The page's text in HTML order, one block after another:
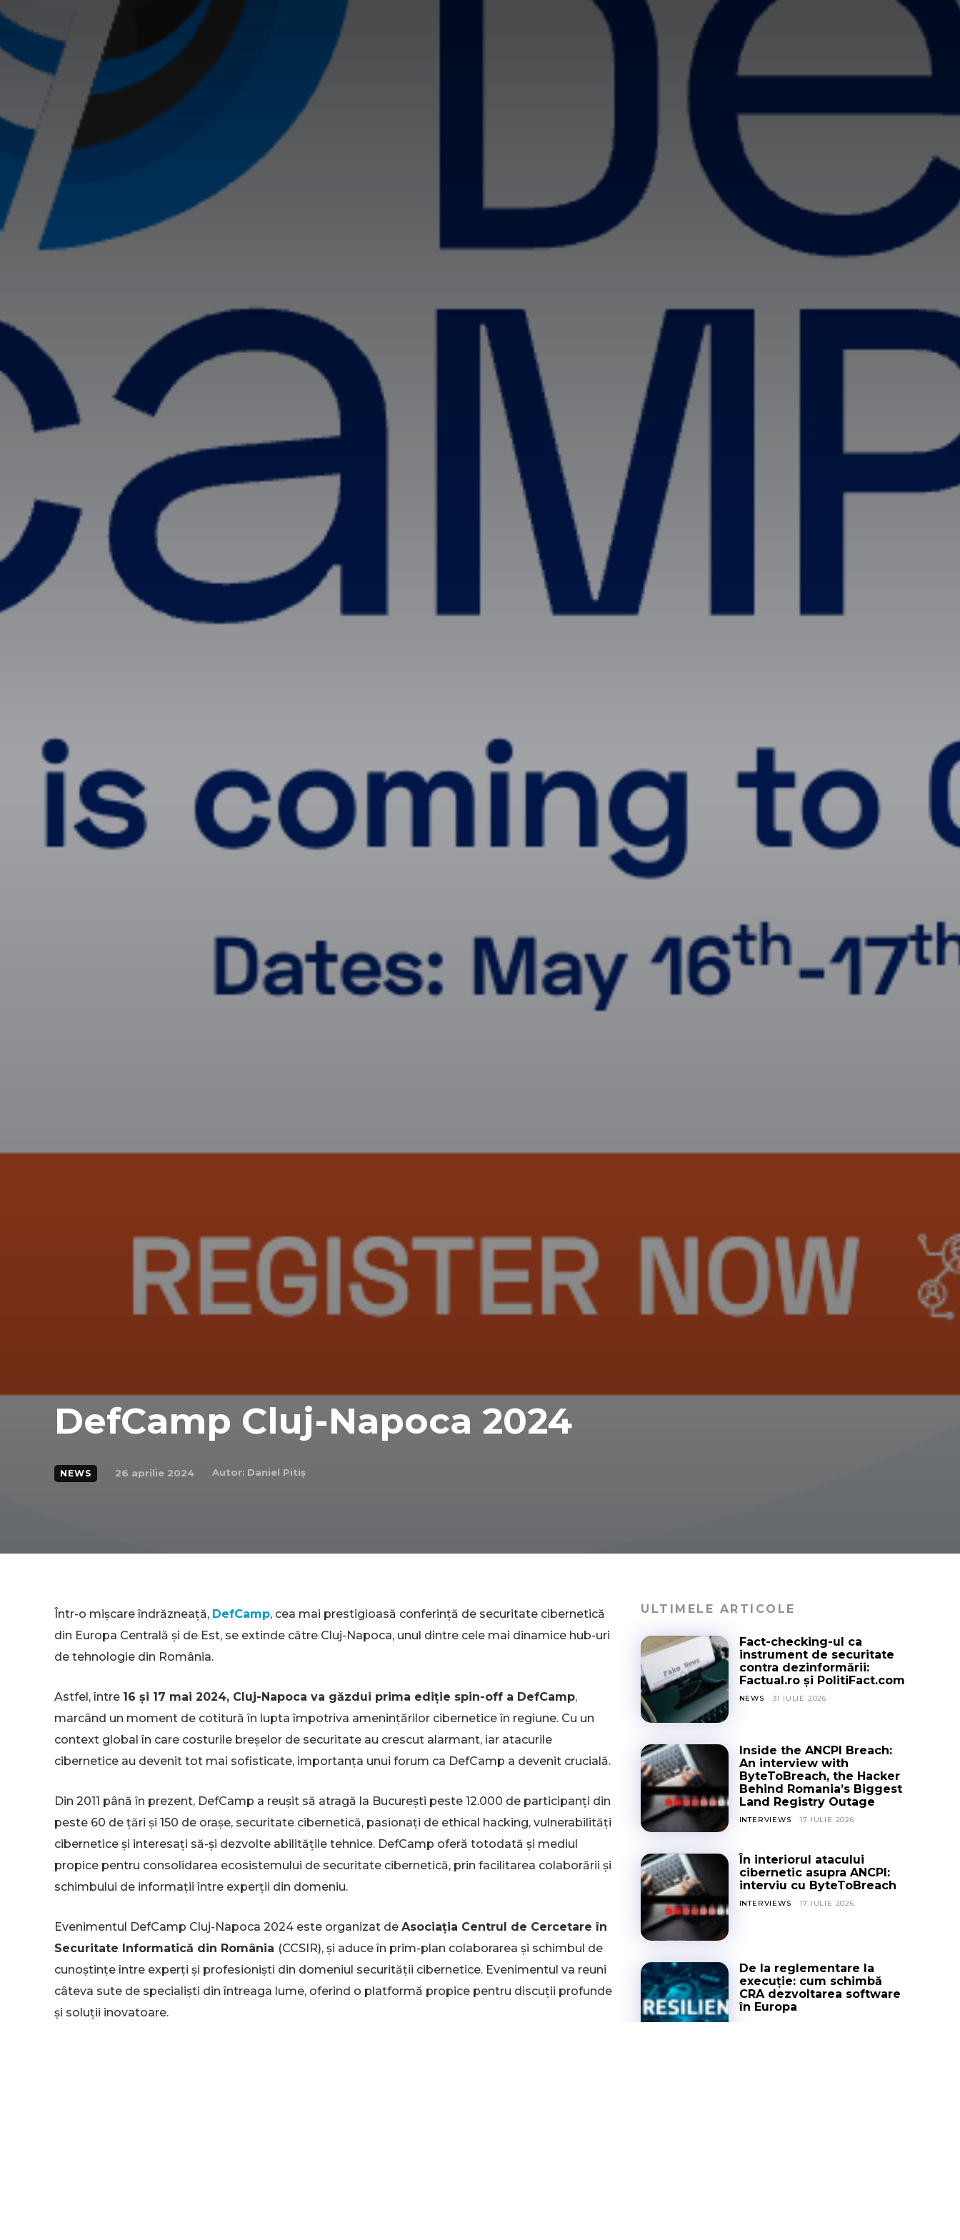
DefCamp Cluj-Napoca 2024
NEWS 26 aprilie 2024 Autor: Daniel Pitiș
Într-o mișcare îndrăzneață, DefCamp, cea mai prestigioasă conferință de securitate cibernetică
din Europa Centrală și de Est, se extinde către Cluj-Napoca, unul dintre cele mai dinamice hub-uri
de tehnologie din România.
Astfel, între 16 și 17 mai 2024, Cluj-Napoca va găzdui prima ediție spin-off a DefCamp,
marcând un moment de cotitură în lupta împotriva amenințărilor cibernetice în regiune. Cu un
context global în care costurile breșelor de securitate au crescut alarmant, iar atacurile
cibernetice au devenit tot mai sofisticate, importanța unui forum ca DefCamp a devenit crucială.
Din 2011 până în prezent, DefCamp a reuşit să atragă la București peste 12.000 de participanți din
peste 60 de ţări şi 150 de oraşe, securitate cibernetică, pasionați de ethical hacking, vulnerabilități
cibernetice și interesați să-și dezvolte abilitățile tehnice. DefCamp oferă totodată și mediul
propice pentru consolidarea ecosistemului de securitate cibernetică, prin facilitarea colaborării și
schimbului de informații între experții din domeniu.
Evenimentul DefCamp Cluj-Napoca 2024 este organizat de Asociația Centrul de Cercetare în
Securitate Informatică din România (CCSIR), și aduce în prim-plan colaborarea și schimbul de
cunoștințe între experți și profesioniști din domeniul securității cibernetice. Evenimentul va reuni
câteva sute de specialiști din întreaga lume, oferind o platformă propice pentru discuții profunde
și soluții inovatoare.
ULTIMELE ARTICOLE
Fact-checking-ul ca
instrument de securitate
contra dezinformării:
Factual.ro și PolitiFact.com
NEWS 31 IULIE 2026
Inside the ANCPI Breach:
An interview with
ByteToBreach, the Hacker
Behind Romania’s Biggest
Land Registry Outage
INTERVIEWS 17 IULIE 2026
În interiorul atacului
cibernetic asupra ANCPI:
interviu cu ByteToBreach
INTERVIEWS 17 IULIE 2026
De la reglementare la
execuție: cum schimbă
CRA dezvoltarea software
în Europa